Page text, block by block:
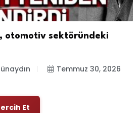
otomotiv sektöründeki
Temmuz 30, 2026
Et